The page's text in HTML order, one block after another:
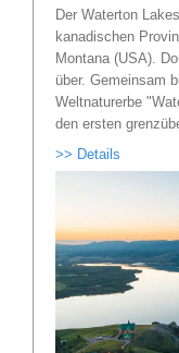
Der Waterton
kanadischen
Montana (USA).
über. Gemeinsam
Weltnaturerbe
den ersten
>> Details